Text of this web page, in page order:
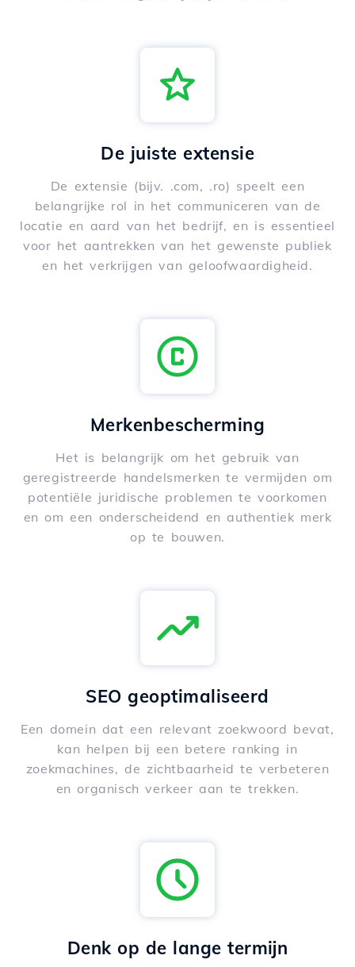
De juiste extensie
De extensie (bijv. .com, .ro) speelt een
belangrijke rol in het communiceren van de
locatie en aard van het bedrijf, en is essentieel
voor het aantrekken van het gewenste publiek
en het verkrijgen van geloofwaardigheid.
Merkenbescherming
Het is belangrijk om het gebruik van
geregistreerde handelsmerken te vermijden om
potentiële juridische problemen te voorkomen
en om een onderscheidend en authentiek merk
op te bouwen.
SEO geoptimaliseerd
Een domein dat een relevant zoekwoord bevat,
kan helpen bij een betere ranking in
zoekmachines, de zichtbaarheid te verbeteren
en organisch verkeer aan te trekken.
Denk op de lange termijn